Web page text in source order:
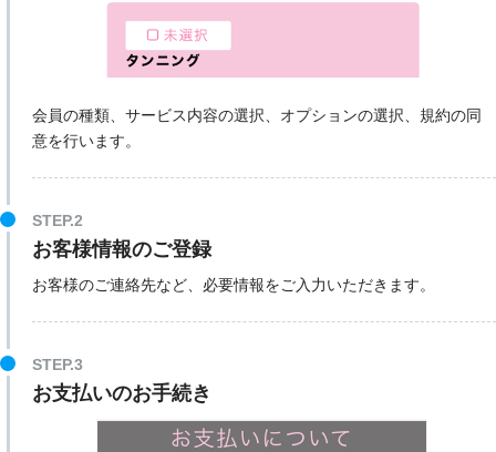
会員の種類、サービス内容の選択、オプションの選択、規約の同
意を行います。
STEP.2
お客様情報のご登録
お客様のご連絡先など、必要情報をご入力いただきます。
STEP.3
お支払いのお手続き